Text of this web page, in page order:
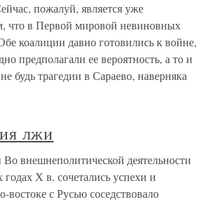
пожалуй, является уже
что в Первой мировой невиновных
коалиции давно готовились к войне,
предполагали ее вероятность, а то и
будь трагедии в Сараево, наверняка
лжи
внешнеполитической деятельности
Х в. сочетались успехи и
востоке с Русью соседствовало